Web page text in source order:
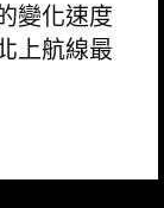
變化速度
上航線最